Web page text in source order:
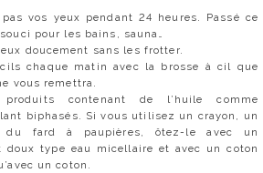
vos yeux pendant 24 heures. Passé ce
pour les bains, sauna…
doucement sans les frotter.
chaque matin avec la brosse à cil que
vous remettra.
contenant de l’huile comme
biphasés. Si vous utilisez un crayon, un
du fard à paupières, ôtez-le avec un
doux type eau micellaire et avec un coton
un coton.